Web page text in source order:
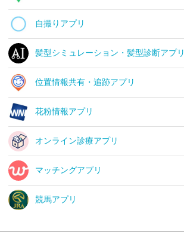
自撮りアプリ
髪型シミュレーション・髪型診断アプリ
位置情報共有・追跡アプリ
花粉情報アプリ
オンライン診療アプリ
マッチングアプリ
競馬アプリ